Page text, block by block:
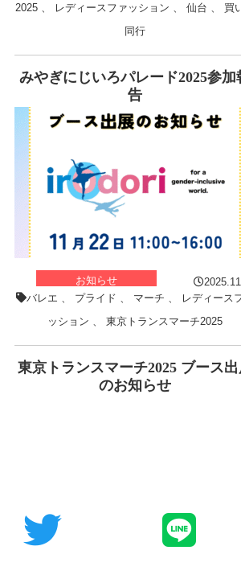
2025、 レディースファッション 仙台
買
同行
みやぎにじいろパレード2025参加
告
お知らせ
バレエ
プライド マーチ
レディース
ッション
東京トランスマーチ2025
東京トランスマーチ2025 ブース
のお知らせ